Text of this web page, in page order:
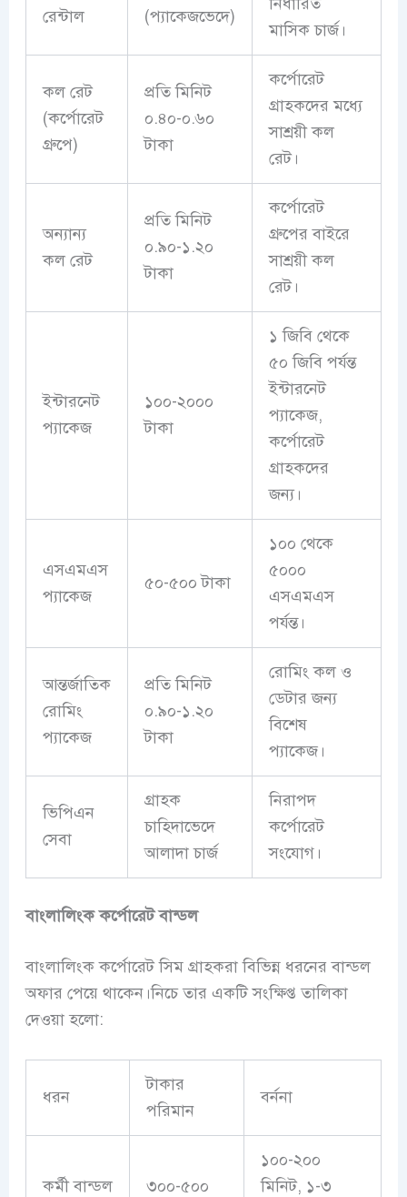
রেন্টাল
(প্যাকেজভেদে)
মাসিক চার্জ।
কল রেট
(কর্পোরেট
গ্রুপে)
প্রতি মিনিট
০.৪০-০.৬০
টাকা
কর্পোরেট
গ্রাহকদের মধ্যে
সাশ্রয়ী কল
রেট।
অন্যান্য
কল রেট
প্রতি মিনিট
০.৯০-১.২০
টাকা
কর্পোরেট
গ্রুপের বাইরে
সাশ্রয়ী কল
রেট।
ইন্টারনেট
প্যাকেজ
১০০-২০০০
টাকা
১ জিবি থেকে
৫০ জিবি পর্যন্ত
ইন্টারনেট
প্যাকেজ,
কর্পোরেট
গ্রাহকদের
জন্য।
এসএমএস
প্যাকেজ
৫০-৫০০ টাকা
১০০ থেকে
৫০০০
এসএমএস
পর্যন্ত।
আন্তর্জাতিক
রোমিং
প্যাকেজ
প্রতি মিনিট
০.৯০-১.২০
টাকা
রোমিং কল ও
ডেটার জন্য
বিশেষ
প্যাকেজ।
ভিপিএন
সেবা
গ্রাহক
চাহিদাভেদে
আলাদা চার্জ
নিরাপদ
কর্পোরেট
সংযোগ।
বাংলালিংককর্পোরেট বান্ডল
বাংলালিংক কর্পোরেট সিম গ্রাহকরা বিভিন্ন ধরনের বান্ডল
অফার পেয়ে থাকেন।নিচে তার একটি সংক্ষিপ্ত তালিকা
দেওয়া হলো:
ধরন
টাকার
পরিমান
বর্ননা
কর্মী বান্ডল
৩০০-৫০০
১০০-২০০
মিনিট, ১-৩